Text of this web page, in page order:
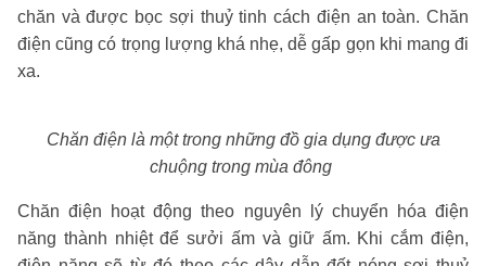
chăn và được bọc sợi thuỷ tinh cách điện an toàn. Chăn
điện cũng có trọng lượng khá nhẹ, dễ gấp gọn khi mang đi
xa.
Chăn điện là một trong những đồ gia dụng được ưa
chuộng trong mùa đông
Chăn điện hoạt động theo nguyên lý chuyển hóa điện
năng thành nhiệt để sưởi ấm và giữ ấm. Khi cắm điện,